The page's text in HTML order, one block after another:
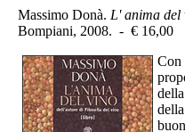
Massimo Donà. L' anima del
Bompiani, 2008. - € 16,00
Con